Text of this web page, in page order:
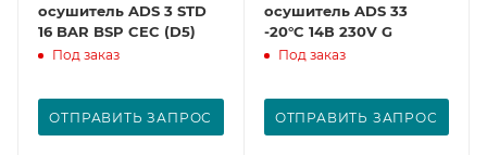
осушитель ADS 3 STD
16 BAR BSP CEC (D5)
Под заказ
ОТПРАВИТЬ ЗАПРОС
осушитель ADS 33
-20°C 14В 230V G
Под заказ
ОТПРАВИТЬ ЗАПРОС